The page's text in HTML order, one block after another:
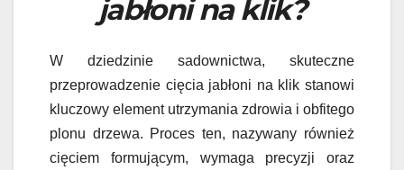
jabłoni na klik?
W dziedzinie sadownictwa, skuteczne
przeprowadzenie cięcia jabłoni na klik stanowi
kluczowy element utrzymania zdrowia i obfitego
plonu drzewa. Proces ten, nazywany również
cięciem formującym, wymaga precyzji oraz